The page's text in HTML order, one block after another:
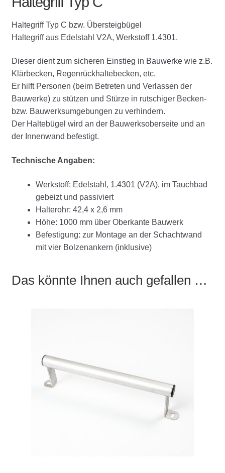
Haltegriff Typ C bzw. Übersteigbügel
Haltegriff aus Edelstahl V2A, Werkstoff 1.4301.
Dieser dient zum sicheren Einstieg in Bauwerke wie z.B.
Klärbecken, Regenrückhaltebecken, etc.
Er hilft Personen (beim Betreten und Verlassen der
Bauwerke) zu stützen und Stürze in rutschiger Becken-
bzw. Bauwerksumgebungen zu verhindern.
Der Haltebügel wird an der Bauwerksoberseite und an
der Innenwand befestigt.
Technische Angaben:
Werkstoff: Edelstahl, 1.4301 (V2A), im Tauchbad
gebeizt und passiviert
Halterohr: 42,4 x 2,6 mm
Höhe: 1000 mm über Oberkante Bauwerk
Befestigung: zur Montage an der Schachtwand
mit vier Bolzenankern (inklusive)
Das könnte Ihnen auch gefallen …